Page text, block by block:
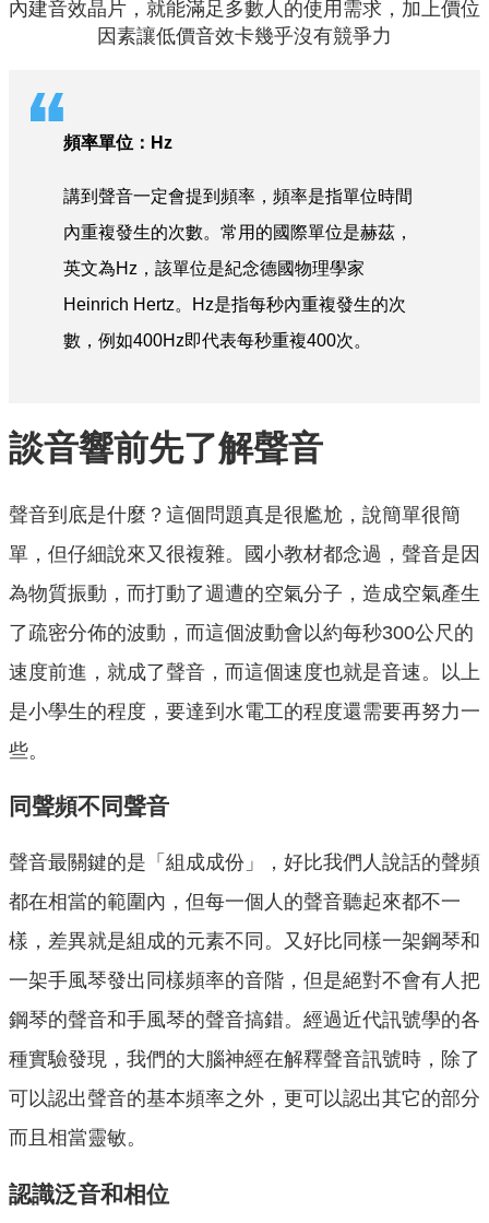
內建音效晶片，就能滿足多數人的使用需求，加上價位
因素讓低價音效卡幾乎沒有競爭力
頻率單位：Hz
講到聲音一定會提到頻率，頻率是指單位時間
內重複發生的次數。常用的國際單位是赫茲，
英文為Hz，該單位是紀念德國物理學家
Heinrich Hertz。Hz是指每秒內重複發生的次
數，例如400Hz即代表每秒重複400次。
談音響前先了解聲音
聲音到底是什麼？這個問題真是很尷尬，說簡單很簡
單，但仔細說來又很複雜。國小教材都念過，聲音是因
為物質振動，而打動了週遭的空氣分子，造成空氣產生
了疏密分佈的波動，而這個波動會以約每秒300公尺的
速度前進，就成了聲音，而這個速度也就是音速。以上
是小學生的程度，要達到水電工的程度還需要再努力一
些。
同聲頻不同聲音
聲音最關鍵的是「組成成份」，好比我們人說話的聲頻
都在相當的範圍內，但每一個人的聲音聽起來都不一
樣，差異就是組成的元素不同。又好比同樣一架鋼琴和
一架手風琴發出同樣頻率的音階，但是絕對不會有人把
鋼琴的聲音和手風琴的聲音搞錯。經過近代訊號學的各
種實驗發現，我們的大腦神經在解釋聲音訊號時，除了
可以認出聲音的基本頻率之外，更可以認出其它的部分
而且相當靈敏。
認識泛音和相位